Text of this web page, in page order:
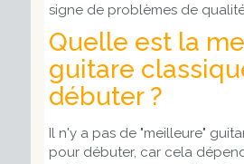
signe de problèmes de
Quelle est la
guitare
débuter ?
Il n'y a pas de "meilleure"
pour débuter, car cela